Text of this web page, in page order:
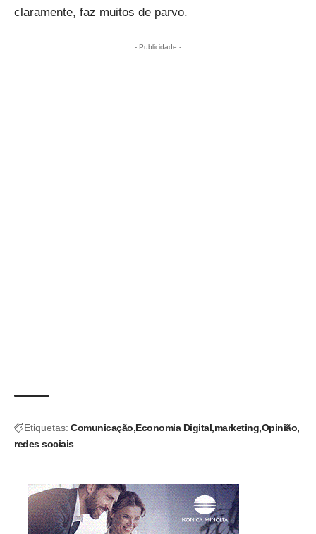
claramente, faz muitos de parvo.
- Publicidade -
Etiquetas: Comunicação Economia Digital marketing Opinião
redes sociais